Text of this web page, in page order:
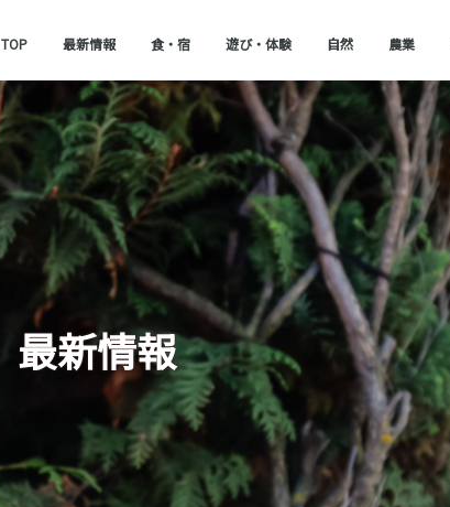
TOP 最新情報 食・宿 遊び・体験 自然 農業
最新情報